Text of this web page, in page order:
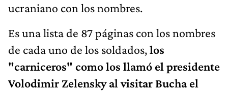
ucraniano con los nombres.
Es una lista de 87 páginas con los nombres
de cada uno de los soldados,los
"carniceros" como los llamó el presidente
Volodimir Zelensky al visitar Buchael